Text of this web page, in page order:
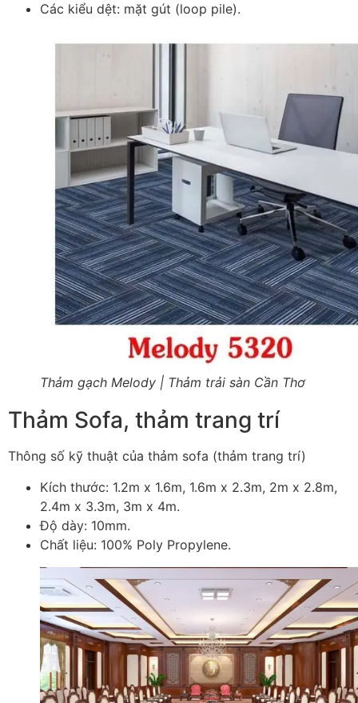
Các kiểu dệt: mặt gút (loop pile).
Thảm gạch Melody | Thảm trải sàn Cần Thơ
Thảm Sofa, thảm trang trí
Thông số kỹ thuật của thảm sofa (thảm trang trí)
Kích thước: 1.2m x 1.6m, 1.6m x 2.3m, 2m x 2.8m,
2.4m x 3.3m, 3m x 4m.
Độ dày: 10mm.
Chất liệu: 100% Poly Propylene.